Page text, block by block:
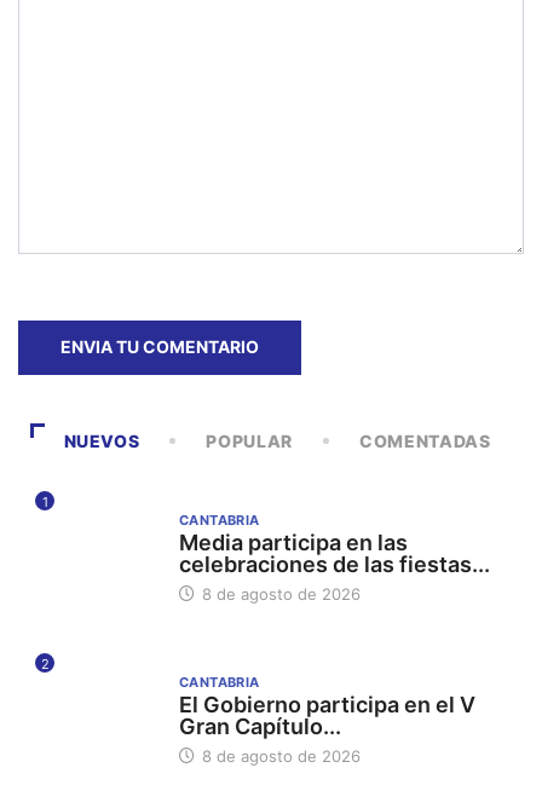
NUEVOS POPULAR COMENTADAS
1
CANTABRIA
Media participa en las
celebraciones de las fiestas...
8 de agosto de 2026
2
CANTABRIA
El Gobierno participa en el V
Gran Capítulo...
8 de agosto de 2026